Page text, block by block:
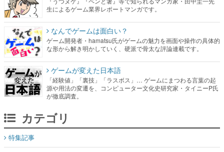
生によるゲーム業界レポートマンガです。
なんでゲームは面白い？
ゲーム開発者・hamatsu氏がゲームの魅力を画面や操作の具体的
な形から解き明かしていく、硬派で骨太な評論連載です。
ゲームが変えた日本語
「経験値」「裏技」「ラスボス」… ゲームにまつわる言葉の起
源や用法の変遷を、コンピューター文化史研究家・タイニーP氏
が徹底調査。
カテゴリ
特集記事